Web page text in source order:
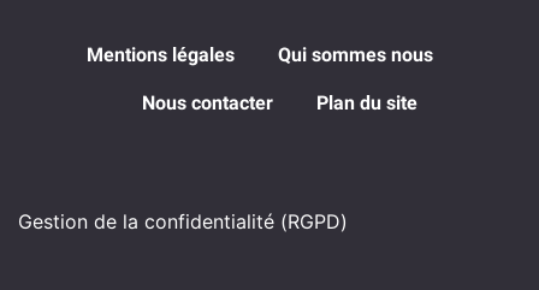
Mentions légales Qui sommes nous
Nous contacter Plan du site
Gestion de la confidentialité (RGPD)